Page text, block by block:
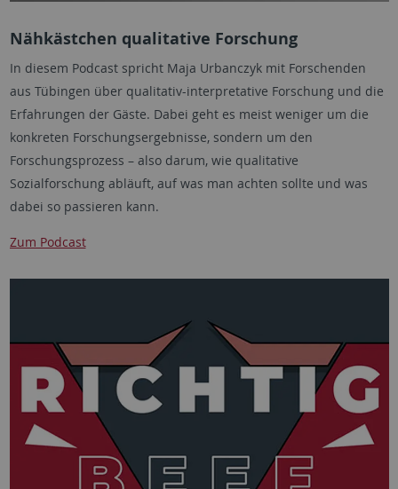
Nähkästchen qualitative Forschung
In diesem Podcast spricht Maja Urbanczyk mit Forschenden
aus Tübingen über qualitativ-interpretative Forschung und die
Erfahrungen der Gäste. Dabei geht es meist weniger um die
konkreten Forschungsergebnisse, sondern um den
Forschungsprozess – also darum, wie qualitative
Sozialforschung abläuft, auf was man achten sollte und was
dabei so passieren kann.
Zum Podcast